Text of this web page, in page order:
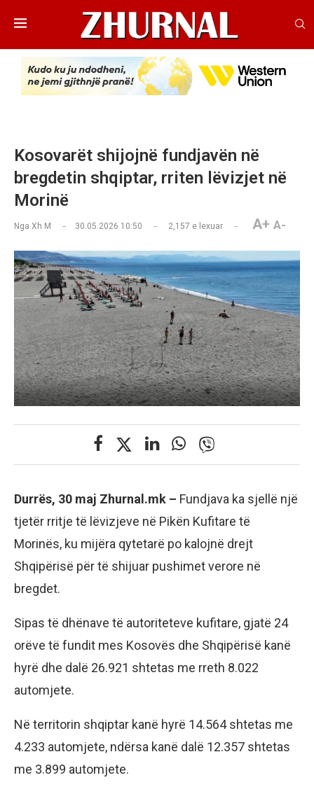
Kosovarët shijojnë fundjavën në
bregdetin shqiptar, rriten lëvizjet në
Morinë
Nga Xh M 30.05.2026 10:50 2,157 e lexuar A+ A-
Durrës, 30 maj Zhurnal.mk – Fundjava ka sjellë një
tjetër rritje të lëvizjeve në Pikën Kufitare të
Morinës, ku mijëra qytetarë po kalojnë drejt
Shqipërisë për të shijuar pushimet verore në
bregdet.
Sipas të dhënave të autoriteteve kufitare, gjatë 24
orëve të fundit mes Kosovës dhe Shqipërisë kanë
hyrë dhe dalë 26.921 shtetas me rreth 8.022
automjete.
Në territorin shqiptar kanë hyrë 14.564 shtetas me
4.233 automjete, ndërsa kanë dalë 12.357 shtetas
me 3.899 automjete.